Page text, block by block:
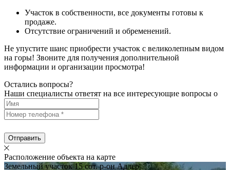
Участок в собственности, все документы готовы к
продаже.
Отсутствие ограничений и обременений.
Не упустите шанс приобрести участок с великолепным видом
на горы! Звоните для получения дополнительной
информации и организации просмотра!
Остались вопросы?
Наши специалисты ответят на все интересующие вопросы о
Отправить
Расположение объекта на карте
Земельный участок 15 сот. р-он Адлер